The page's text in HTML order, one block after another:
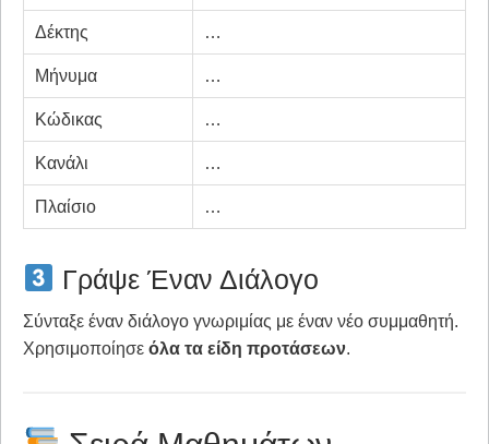
Δέκτης …
Μήνυμα …
Κώδικας …
Κανάλι …
Πλαίσιο …
Γράψε Έναν Διάλογο
Σύνταξε έναν διάλογο γνωριμίας με έναν νέο συμμαθητή.
Χρησιμοποίησε όλα τα είδη προτάσεων.